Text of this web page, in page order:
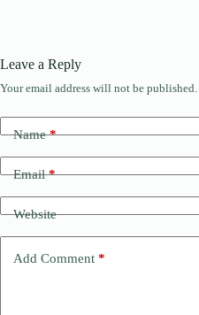
Leave a Reply
Your email address will not be published.
Name*
Email*
Website
Add Comment *